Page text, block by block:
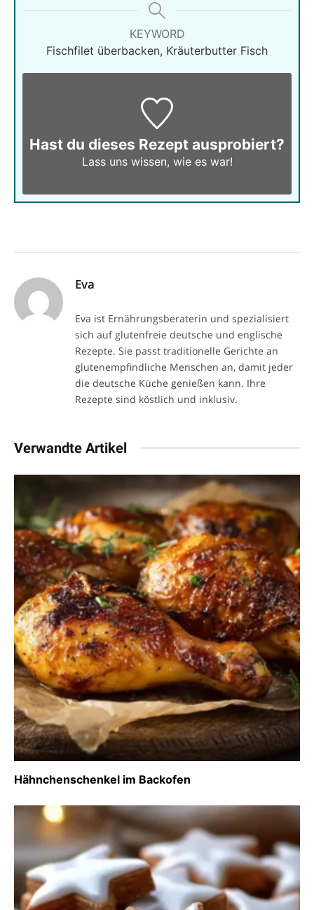
KEYWORD
Fischfilet überbacken, Kräuterbutter Fisch
Hast du dieses Rezept ausprobiert?
Lass uns wissen, wie es war!
Eva
Eva ist Ernährungsberaterin und spezialisiert
sich auf glutenfreie deutsche und englische
Rezepte. Sie passt traditionelle Gerichte an
glutenempfindliche Menschen an, damit jeder
die deutsche Küche genießen kann. Ihre
Rezepte sind köstlich und inklusiv.
Verwandte Artikel
Hähnchenschenkel im Backofen